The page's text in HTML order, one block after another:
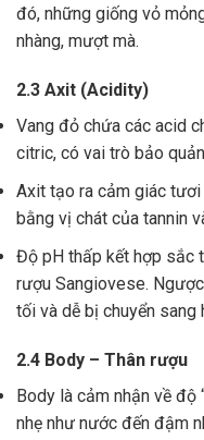
đó, những giống vỏ
nhàng, mượt mà.
2.3 Axit (Acidity)
Vang đỏ chứa các acid
citric, có vai trò bảo
Axit tạo ra cảm giác tươi
bằng vị chát của tannin
Độ pH thấp kết hợp sắc
rượu Sangiovese.
tối và dễ bị chuyển sang
2.4 Body – Thân rượu
Body là cảm nhận về
nhẹ như nước đến đậm